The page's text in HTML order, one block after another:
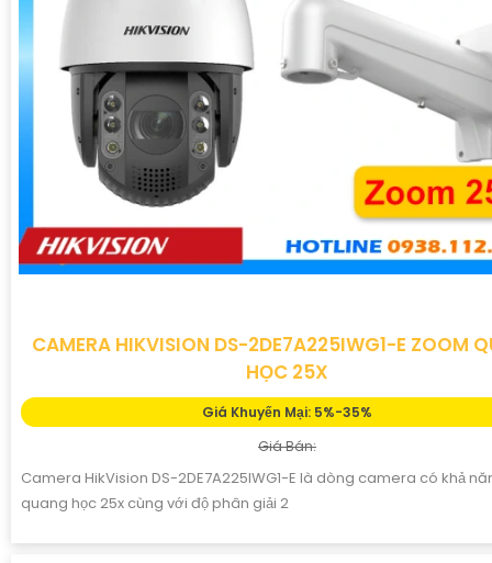
CAMERA HIKVISION DS-2DE7A225IWG1-E ZOOM
HỌC 25X
Giá Khuyến Mại: 5%-35%
Giá Bán:
Camera HikVision DS-2DE7A225IWG1-E là dòng camera có khả
quang học 25x cùng với độ phân giải 2